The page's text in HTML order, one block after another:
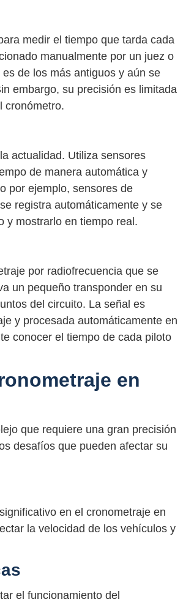
medir el tiempo que tarda cada
manualmente por un juez o
de los más antiguos y aún se
embargo, su precisión es limitada
cronómetro.
actualidad. Utiliza sensores
de manera automática y
por ejemplo, sensores de
registra automáticamente y se
y mostrarlo en tiempo real.
por radiofrecuencia que se
un pequeño transponder en su
del circuito. La señal es
y procesada automáticamente en
conocer el tiempo de cada piloto
en
que requiere una gran precisión
desafíos que pueden afectar su
en el cronometraje en
la velocidad de los vehículos y
el funcionamiento del